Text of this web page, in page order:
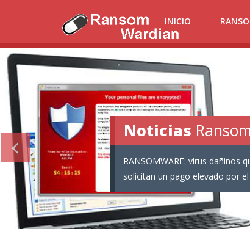
INICIO
Noticias
RANSOMWARE: virus dañinos
solicitan un pago elevado por
Ransomware:
Informaci�n